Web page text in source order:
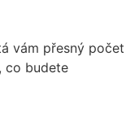
vám přesný počet
co budete